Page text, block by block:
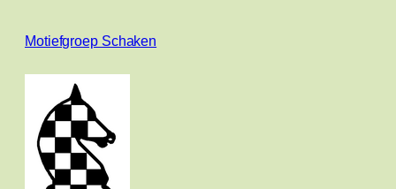
Motiefgroep Schaken